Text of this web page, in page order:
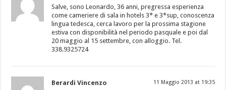
Salve, sono Leonardo, 36 anni, pregressa esperienza
come cameriere di sala in hotels 3* e 3*sup, conoscenza
lingua tedesca, cerca lavoro per la prossima stagione
estiva con disponibilità nel periodo pasquale e poi dal
20 maggio al 15 settembre, con alloggio. Tel.
338.9325724
Berardi Vincenzo 11 Maggio 2013 at 19:35